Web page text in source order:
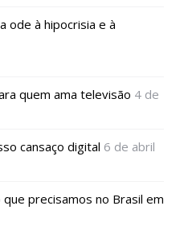
ode à hipocrisia e à
quem ama televisão 4 de
cansaço digital 6 de abril
que precisamos no Brasil em